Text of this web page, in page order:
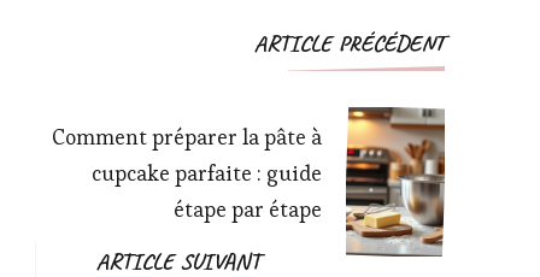
Navigation
ARTICLE PRÉCÉDENT
Comment préparer la pâte à
cupcake parfaite : guide
étape par étape
ARTICLE SUIVANT